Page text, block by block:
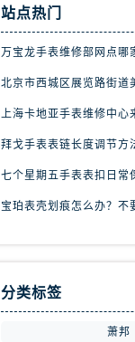
站点热门
分类标签
萧邦